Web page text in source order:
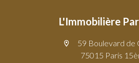
L'Immobilière
59 Boulevard de
75015 Paris